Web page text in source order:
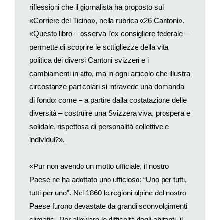
del Credit Suisse, sostengo la creazione di una commissione
parlamentare d’inchiesta. È importante avere una risposta a
questa domanda: il Consiglio federale si è mosso
correttamente nell’evitare il tracollo di questa banca? Nel 2008
salvataggio di UBS. In quelle settimane avevo vietato ai miei
collaboratori di replicare alle critiche. L’ho fatto perché penso
che, stando al Governo, dobbiamo sempre chiederci se le
critiche che riceviamo siano o meno pertinenti. Molto spesso
non lo sono. Ma dobbiamo essere contenti del fatto che il
popolo, attraverso il Parlamento, possa criticare il Governo,
anche quando utilizza il diritto d’urgenza. È fondamentale per la
Lei, come detto, era in prima linea nel 2008, quando il
Governo ha dovuto salvare UBS, che era ormai giunta
sull’orlo del precipizio. Cosa significa dover salvare in
poche ore una banca di quella grandezza e con essa
l’intero sistema finanziario del nostro Paese?
riflessioni che il giornalista ha proposto sul
«Corriere del Ticino», nella rubrica «26 Cantoni».
«Questo libro – osserva l’ex consigliere federale –
permette di scoprire le sottigliezze della vita
politica dei diversi Cantoni svizzeri e i
cambiamenti in atto, ma in ogni articolo che illustra
circostanze particolari si intravede una domanda
di fondo: come – a partire dalla costatazione delle
diversità – costruire una Svizzera viva, prospera e
solidale, rispettosa di personalità collettive e
individui?».
«Pur non avendo un motto ufficiale, il nostro
Paese ne ha adottato uno ufficioso: “Uno per tutti,
tutti per uno”. Nel 1860 le regioni alpine del nostro
Paese furono devastate da grandi sconvolgimenti